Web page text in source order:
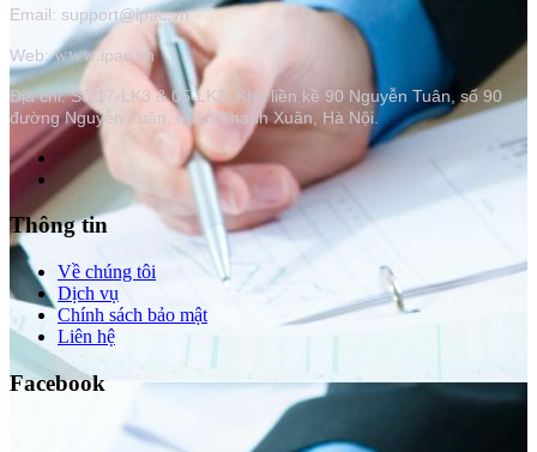
Email: support@ipac.vn
Web:www.ipac.vn
Địa chỉ:Số 17-LK3 & 05-LK2, Khu liền kề 90 Nguyễn Tuân, số 90
đường Nguyễn Tuân, quận Thanh Xuân, Hà Nội.
Thông tin
Về chúng tôi
Dịch vụ
Chính sách bảo mật
Liên hệ
Facebook